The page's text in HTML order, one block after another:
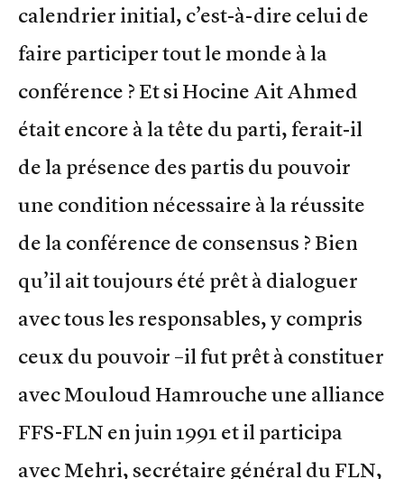
calendrier initial, c’est-à-dire celui de
faire participer tout le monde à la
conférence ? Et si Hocine Ait Ahmed
était encore à la tête du parti, ferait-il
de la présence des partis du pouvoir
une condition nécessaire à la réussite
de la conférence de consensus ? Bien
qu’il ait toujours été prêt à dialoguer
avec tous les responsables, y compris
ceux du pouvoir –il fut prêt à constituer
avec Mouloud Hamrouche une alliance
FFS-FLN en juin 1991 et il participa
avec Mehri, secrétaire général du FLN,